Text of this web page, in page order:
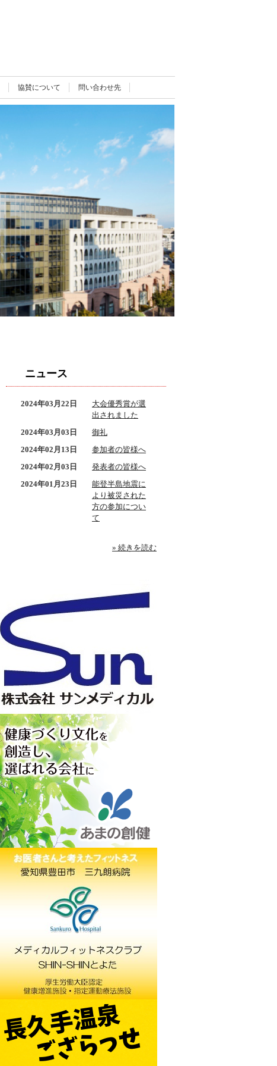
協賛について 問い合わせ先
ニュース
2024年03月22日
大会優秀賞が選
出されました
2024年03月03日
御礼
2024年02月13日
参加者の皆様へ
2024年02月03日
発表者の皆様へ
2024年01月23日
能登半島地震に
より被災された
方の参加につい
て
» 続きを読む